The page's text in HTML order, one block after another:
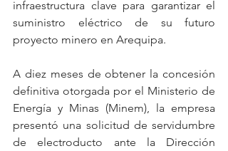
infraestructura clave para garantizar el
suministro eléctrico de su futuro
proyecto minero en Arequipa.
A diez meses de obtener la concesión
definitiva otorgada por el Ministerio de
Energía y Minas (Minem), la empresa
presentó una solicitud de servidumbre
de electroducto ante la Dirección